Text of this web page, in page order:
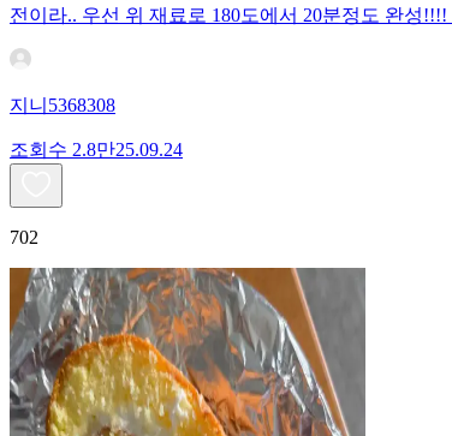
전이라.. 우선 위 재료로 180도에서 20분정도 완성
지니5368308
조회수 2.8만25.09.24
702